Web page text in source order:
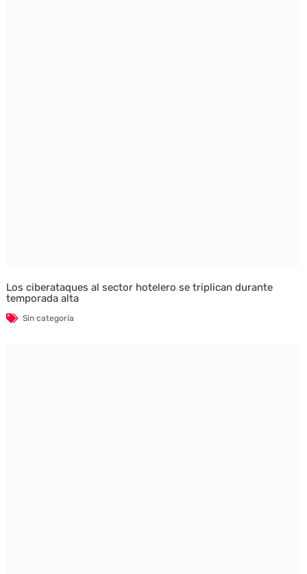
Los ciberataques al sector hotelero se triplican durante
temporada alta
Sin categoría